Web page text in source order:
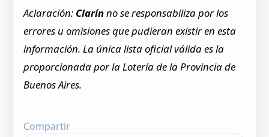
Aclaración: Clarínno se responsabiliza por los
errores u omisiones que pudieran existir en esta
información. La única lista oficial válida es la
proporcionada por la Lotería de la Provincia de
Buenos Aires.
Compartir